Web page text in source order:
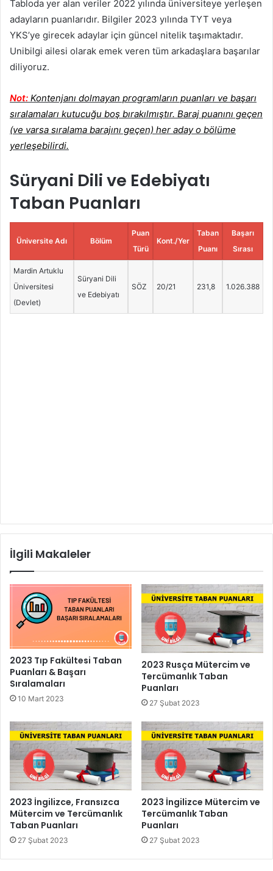
Tabloda yer alan veriler 2022 yılında üniversiteye yerleşen
adayların puanlarıdır. Bilgiler 2023 yılında TYT veya
YKS’ye girecek adaylar için güncel nitelik taşımaktadır.
Unibilgi ailesi olarak emek veren tüm arkadaşlara başarılar
diliyoruz.
Not: Kontenjanı dolmayan programların puanları ve başarı
sıralamaları kutucuğu boş bırakılmıştır. Baraj puanını geçen
(ve varsa sıralama barajını geçen) her aday o bölüme
yerleşebilirdi.
Süryani Dili ve Edebiyatı
Taban Puanları
Üniversite Adı Bölüm
Puan
Türü
Kont./Yer
Taban
Puanı
Başarı
Sırası
Mardin Artuklu
Üniversitesi
(Devlet)
Süryani Dili
ve Edebiyatı
SÖZ 20/21 231,8 1.026.388
İlgili Makaleler
2023 Tıp Fakültesi Taban
Puanları & Başarı
Sıralamaları
10 Mart 2023
2023 Rusça Mütercim ve
Tercümanlık Taban
Puanları
27 Şubat 2023
2023 İngilizce, Fransızca
Mütercim ve Tercümanlık
Taban Puanları
27 Şubat 2023
2023 İngilizce Mütercim ve
Tercümanlık Taban
Puanları
27 Şubat 2023